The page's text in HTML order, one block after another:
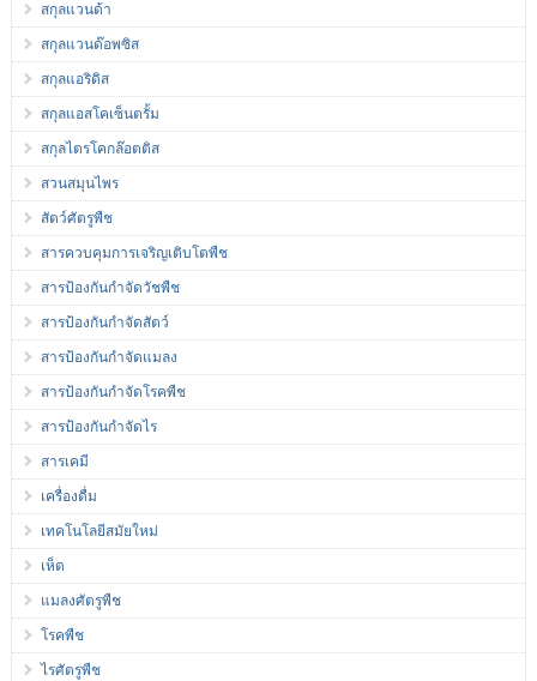
สกุลแวนด้า
สกุลแวนด๊อพซิส
สกุลแอริดิส
สกุลแอสโคเซ็นตรั้ม
สกุลไตรโคกล๊อตติส
สวนสมุนไพร
สัตว์ศัตรูพืช
สารควบคุมการเจริญเติบโตพืช
สารป้องกันกำจัดวัชพืช
สารป้องกันกำจัดสัตว์
สารป้องกันกำจัดแมลง
สารป้องกันกำจัดโรคพืช
สารป้องกันกำจัดไร
สารเคมี
เครื่องดื่ม
เทคโนโลยีสมัยใหม่
เห็ด
แมลงศัตรูพืช
โรคพืช
ไรศัตรูพืช